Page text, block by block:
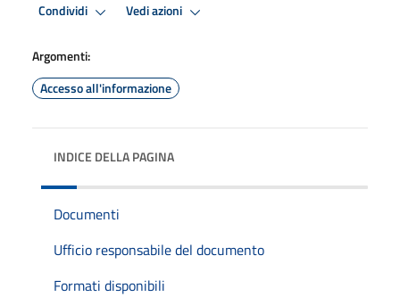
Condividi Vedi azioni
Argomenti:
Accesso all'informazione
INDICE DELLA PAGINA
Documenti
Ufficio responsabile del documento
Formati disponibili